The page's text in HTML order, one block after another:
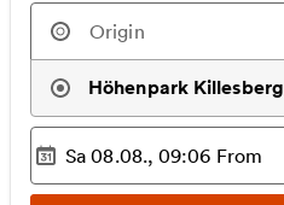
Höhenpark Killesberg
Selected time :
Sa 08.08., 09:06 From